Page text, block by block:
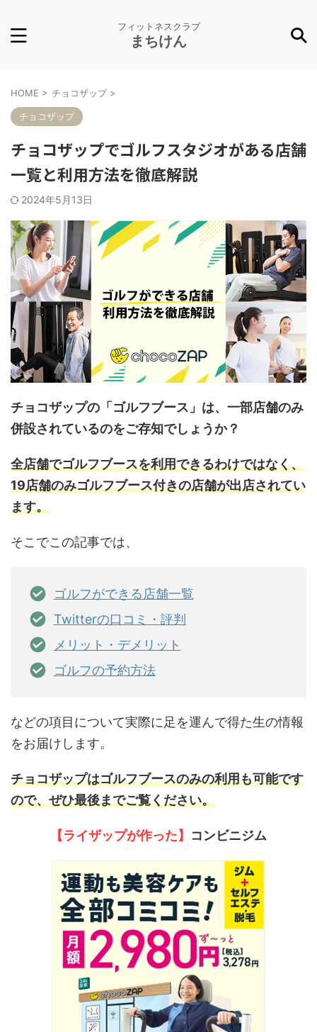
フィットネスクラブ
まちけん
HOME > チョコザップ >
チョコザップ
チョコザップでゴルフスタジオがある店舗
一覧と利用方法を徹底解説
2024年5月13日
チョコザップの「ゴルフブース」は、一部店舗のみ
併設されているのをご存知でしょうか？
全店舗でゴルフブースを利用できるわけではなく、
19店舗のみゴルフブース付きの店舗が出店されてい
ます。
そこでこの記事では、
ゴルフができる店舗一覧
Twitterの口コミ・評判
メリット・デメリット
ゴルフの予約方法
などの項目について実際に足を運んで得た生の情報
をお届けします。
チョコザップはゴルフブースのみの利用も可能です
ので、ぜひ最後までご覧ください。
【ライザップが作った】 コンビニジム